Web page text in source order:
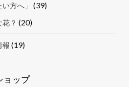
方へ」 (39)
？ (20)
報 (19)
ョップ